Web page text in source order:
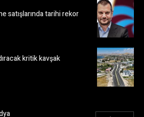
satışlarında tarihi rekor
kritik kavşak